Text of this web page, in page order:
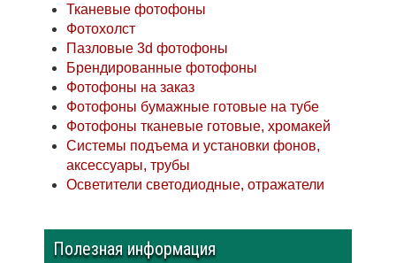
Тканевые фотофоны
Фотохолст
Пазловые 3d фотофоны
Брендированные фотофоны
Фотофоны на заказ
Фотофоны бумажные готовые на тубе
Фотофоны тканевые готовые, хромакей
Системы подъема и установки фонов,
аксессуары, трубы
Осветители светодиодные, отражатели
Полезная информация